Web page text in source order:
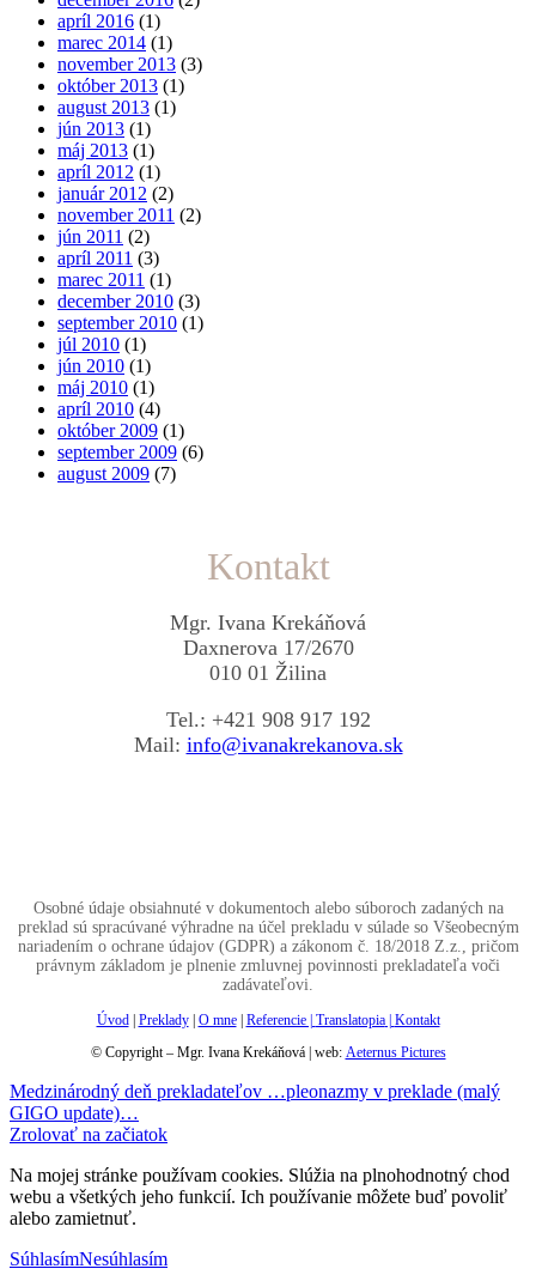
apríl 2016 (1)
marec 2014 (1)
november 2013 (3)
október 2013 (1)
august 2013 (1)
jún 2013 (1)
máj 2013 (1)
apríl 2012 (1)
január 2012 (2)
november 2011 (2)
jún 2011 (2)
apríl 2011 (3)
marec 2011 (1)
december 2010 (3)
september 2010 (1)
júl 2010 (1)
jún 2010 (1)
máj 2010 (1)
apríl 2010 (4)
október 2009 (1)
september 2009 (6)
august 2009 (7)
Kontakt
Mgr. Ivana Krekáňová
Daxnerova 17/2670
010 01 Žilina
Tel.: +421 908 917 192
Mail: info@ivanakrekanova.sk
Osobné údaje obsiahnuté v dokumentoch alebo súboroch zadaných na
preklad sú spracúvané výhradne na účel prekladu v súlade so Všeobecným
nariadením o ochrane údajov (GDPR) a zákonom č. 18/2018 Z.z., pričom
právnym základom je plnenie zmluvnej povinnosti prekladateľa voči
zadávateľovi.
Úvod| Preklady| O mne| Referencie | Translatopia| Kontakt
© Copyright – Mgr. Ivana Krekáňová | web: Aeternus Pictures
Medzinárodný deň prekladateľov …pleonazmy v preklade (malý
GIGO update)…
Zrolovať na začiatok
Na mojej stránke používam cookies. Slúžia na plnohodnotný chod
webu a všetkých jeho funkcií. Ich používanie môžete buď povoliť
alebo zamietnuť.
SúhlasímNesúhlasím